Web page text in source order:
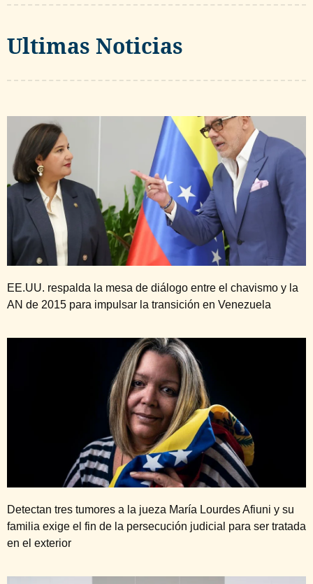
Ultimas Noticias
EE.UU. respalda la mesa de diálogo entre el chavismo y la
AN de 2015 para impulsar la transición en Venezuela
Detectan tres tumores a la jueza María Lourdes Afiuni y su
familia exige el fin de la persecución judicial para ser tratada
en el exterior